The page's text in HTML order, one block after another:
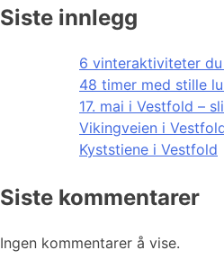
Siste innlegg
6 vinteraktiviteter
48 timer med stille
17. mai i Vestfold –
Vikingveien i
Kyststiene i Vestfold
Siste kommentarer
Ingen kommentarer å vise.